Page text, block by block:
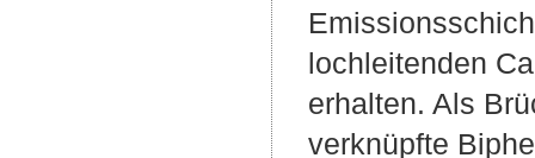
lochleitenden
erhalten. Als
verknüpfte